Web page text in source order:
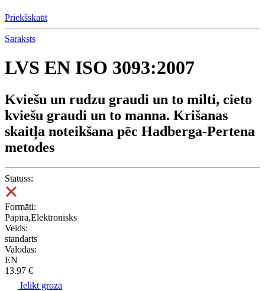
Priekšskatīt
Saraksts
LVS EN ISO 3093:2007
Kviešu un rudzu graudi un to milti, cieto
kviešu graudi un to manna. Krišanas
skaitļa noteikšana pēc Hadberga-Pertena
metodes
Statuss:
Formāti:
Papīra,Elektronisks
Veids:
standarts
Valodas:
EN
13.97 €
Ielikt grozā